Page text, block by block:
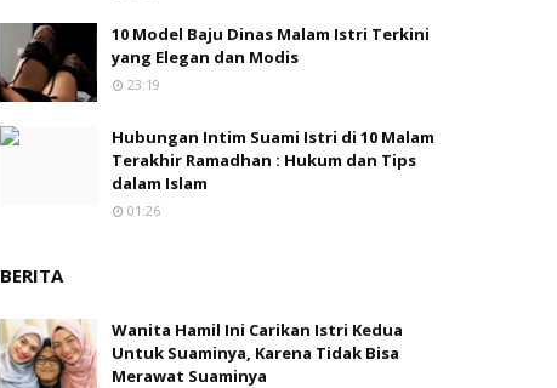
10 Model Baju Dinas Malam Istri Terkini
yang Elegan dan Modis
23:19
Hubungan Intim Suami Istri di 10 Malam
Terakhir Ramadhan : Hukum dan Tips
dalam Islam
01:26
BERITA
Wanita Hamil Ini Carikan Istri Kedua
Untuk Suaminya, Karena Tidak Bisa
Merawat Suaminya